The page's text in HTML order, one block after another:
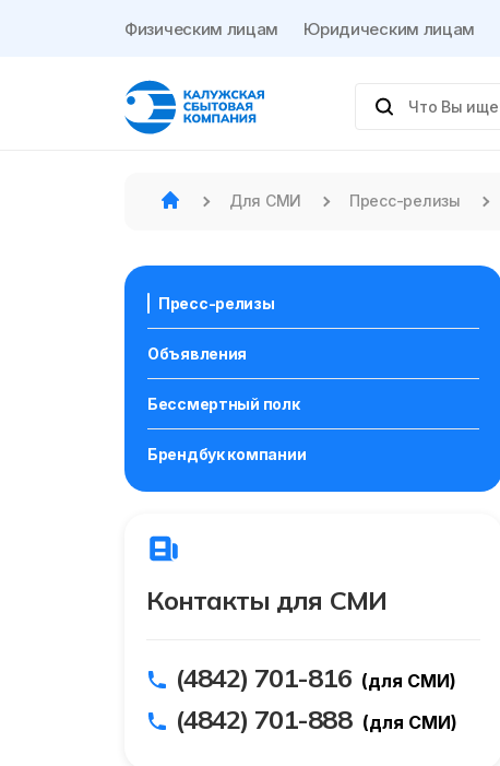
Физическим лицам Юридическим лицам
Для СМИ Пресс-релизы
Пресс-релизы
Объявления
Бессмертный полк
Брендбук компании
Контакты для СМИ
(4842) 701-816 (для СМИ)
(4842) 701-888 (для СМИ)